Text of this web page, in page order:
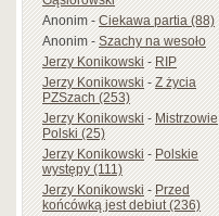
Anonim-Ciekawa partia (88)
Anonim-Szachy na wesoło
Jerzy Konikowski-RIP
Jerzy Konikowski-Z życia
PZSzach (253)
Jerzy Konikowski-Mistrzowie
Polski (25)
Jerzy Konikowski-Polskie
występy (111)
Jerzy Konikowski-Przed
końcówką jest debiut (236)